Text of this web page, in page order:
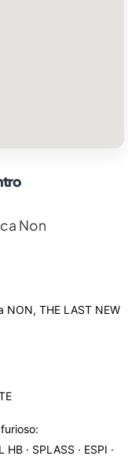
Non
THE LAST NEW
· SPLASS · ESPI ·